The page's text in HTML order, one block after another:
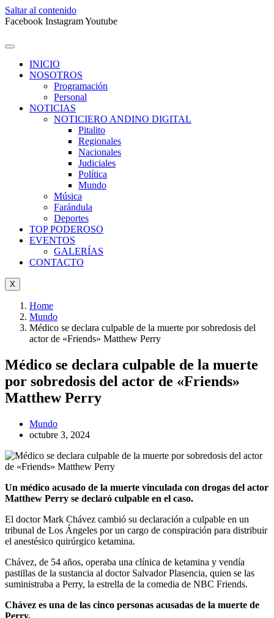
Saltar al contenido
Facebook InstagramYoutube
INICIO
NOSOTROS
Programación
Personal
NOTICIAS
NOTICIERO ANDINO DIGITAL
Pitalito
Regionales
Nacionales
Judiciales
Política
Mundo
Música
Farándula
Deportes
TOP PODEROSO
EVENTOS
GALERÍAS
CONTACTO
X
Home
Mundo
Médico se declara culpable de la muerte por sobredosis del
actor de «Friends» Matthew Perry
Médico se declara culpable de la muerte
por sobredosis del actor de «Friends»
Matthew Perry
Mundo
octubre 3, 2024
Un médico acusado de la muerte vinculada con drogas del actor
Matthew Perry se declaró culpable en el caso.
El doctor Mark Chávez cambió su declaración a culpable en un
tribunal de Los Ángeles por un cargo de conspiración para distribuir
el anestésico quirúrgico ketamina.
Chávez, de 54 años, operaba una clínica de ketamina y vendía
pastillas de la sustancia al doctor Salvador Plasencia, quien se las
suministraba a Perry, la estrella de la comedia de NBC Friends.
Chávez es una de las cinco personas acusadas de la muerte de
Perry.